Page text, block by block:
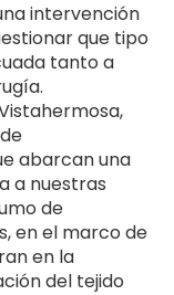
intervención
que tipo
tanto a
abarcan una
a nuestras
de
en el marco de
en la
del tejido